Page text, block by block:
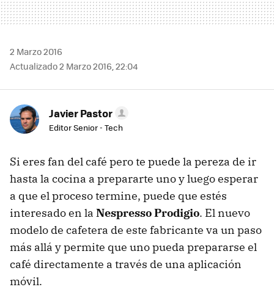
2 Marzo 2016
Actualizado 2 Marzo 2016, 22:04
Javier Pastor
Editor Senior - Tech
Si eres fan del café pero te puede la pereza de ir
hasta la cocina a prepararte uno y luego esperar
a que el proceso termine, puede que estés
interesado en la Nespresso Prodigio. El nuevo
modelo de cafetera de este fabricante va un paso
más allá y permite que uno pueda prepararse el
café directamente a través de una aplicación
móvil.